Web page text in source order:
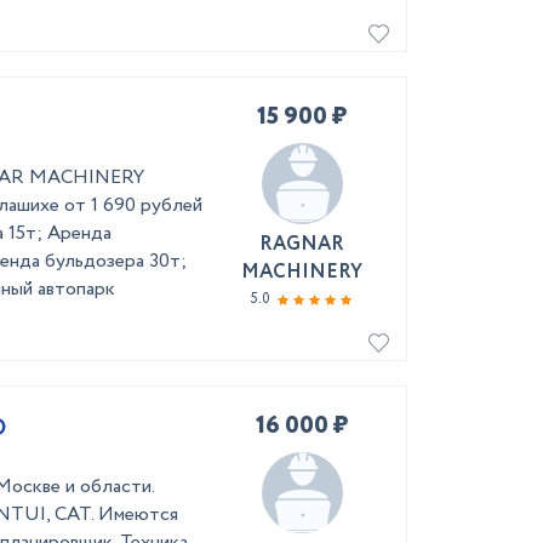
MACHINERY
от 1 690 рублей
15т; Аренда
бульдозера 30т;
автопарк
15 900 ₽
RAGNAR
MACHINERY
5.0
и области.
CAT. Имеются
16 000 ₽